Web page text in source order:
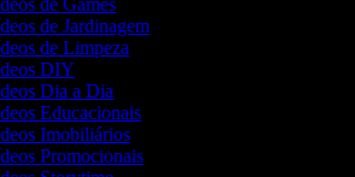
de Games
de Jardinagem
de Limpeza
DIY
Dia a Dia
Educacionais
Imobiliários
Promocionais